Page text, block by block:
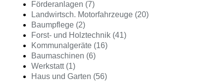
Förderanlagen (7)
Landwirtsch. Motorfahrzeuge (20)
Baumpflege (2)
Forst- und Holztechnik (41)
Kommunalgeräte (16)
Baumaschinen (6)
Werkstatt (1)
Haus und Garten (56)